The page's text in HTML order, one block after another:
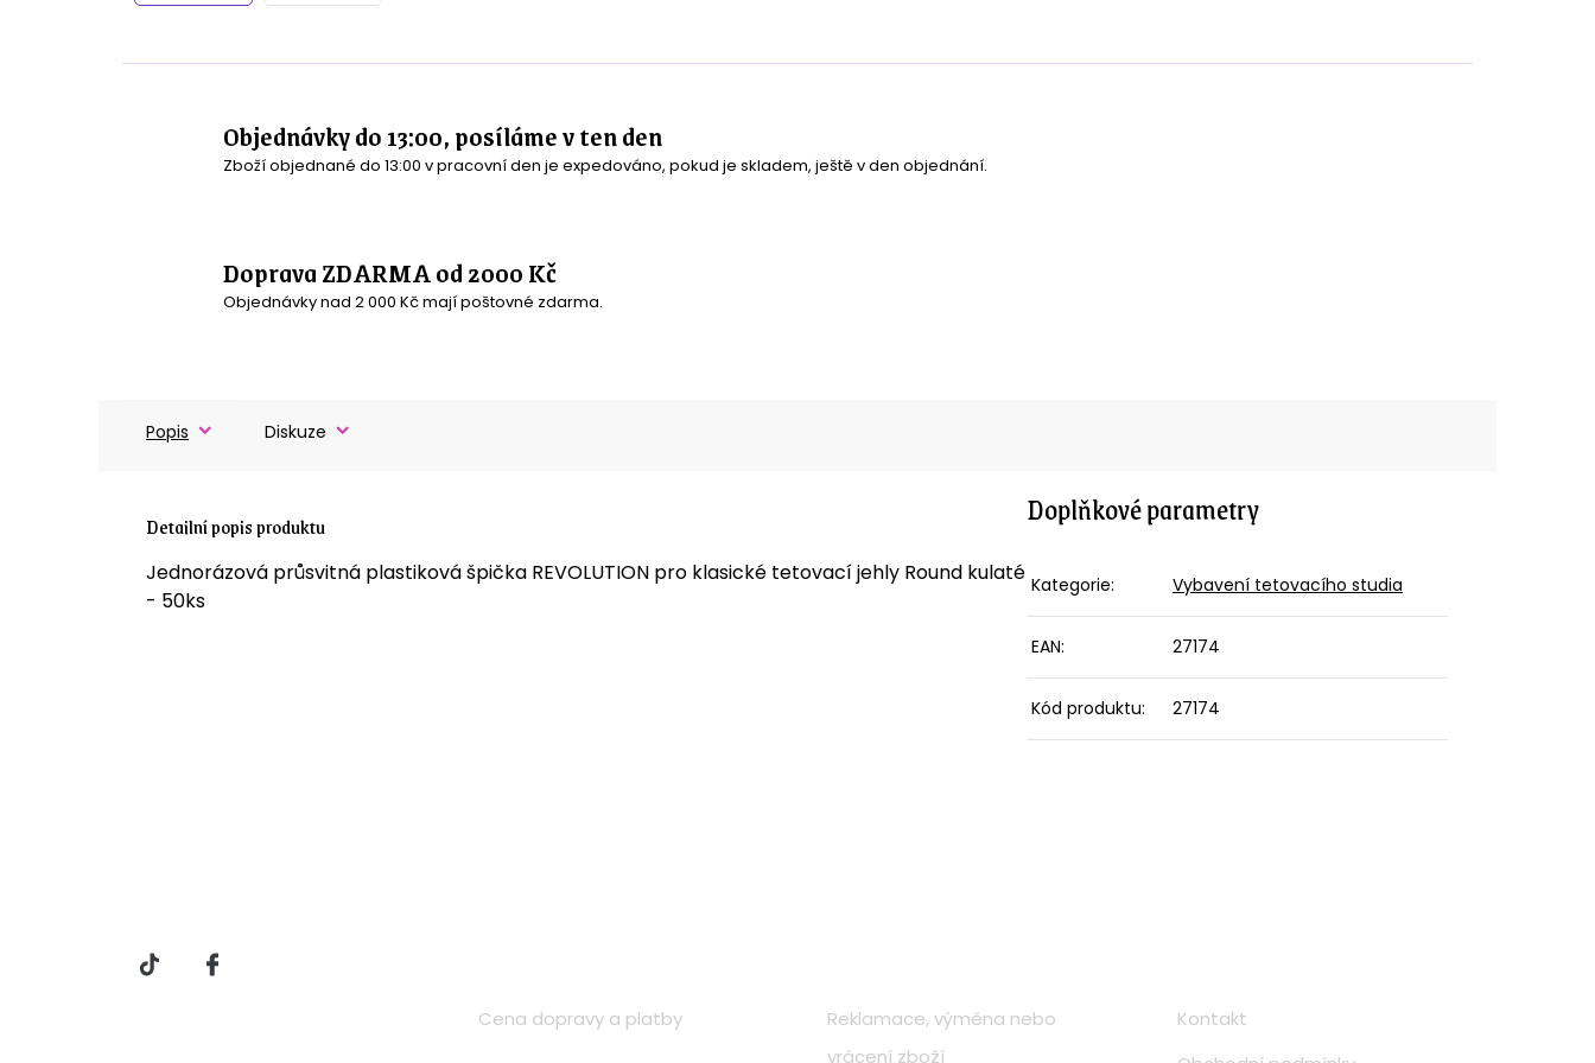
Objednávky do 13:00, posíláme v ten den
Zboží objednané do 13:00 v pracovní den je expedováno, pokud je skladem, ještě v den objednání.
Doprava ZDARMA od 2000 Kč
Objednávky nad 2 000 Kč mají poštovné zdarma.
Popis Diskuze
Detailní popis produktu
Jednorázová průsvitná plastiková špička REVOLUTION pro klasické tetovací jehly Round kulaté
- 50ks
Doplňkové parametry
Kategorie: Vybavení tetovacího studia
EAN: 27174
Kód produktu: 27174
Cena dopravy a platby
Reklamace, výměna nebo
vrácení zboží
Kontakt